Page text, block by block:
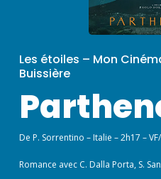
Les étoiles – Mon
Buissière
De P. Sorrentino – Italie – 2h17 –
Romance avec C. Dalla Porta, S.